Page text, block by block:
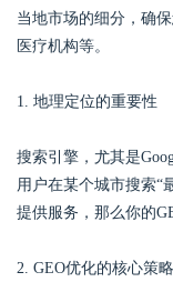
当地市场的细分，确
医疗机构等。
1. 地理定位的重要性
搜索引擎，尤其是
用户在某个城市搜索“
提供服务，那么你的
2. GEO优化的核心策略